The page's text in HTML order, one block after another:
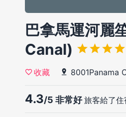
巴拿馬運河麗
Canal)
收藏 8001Panama
4.3/5 非常好旅客給了